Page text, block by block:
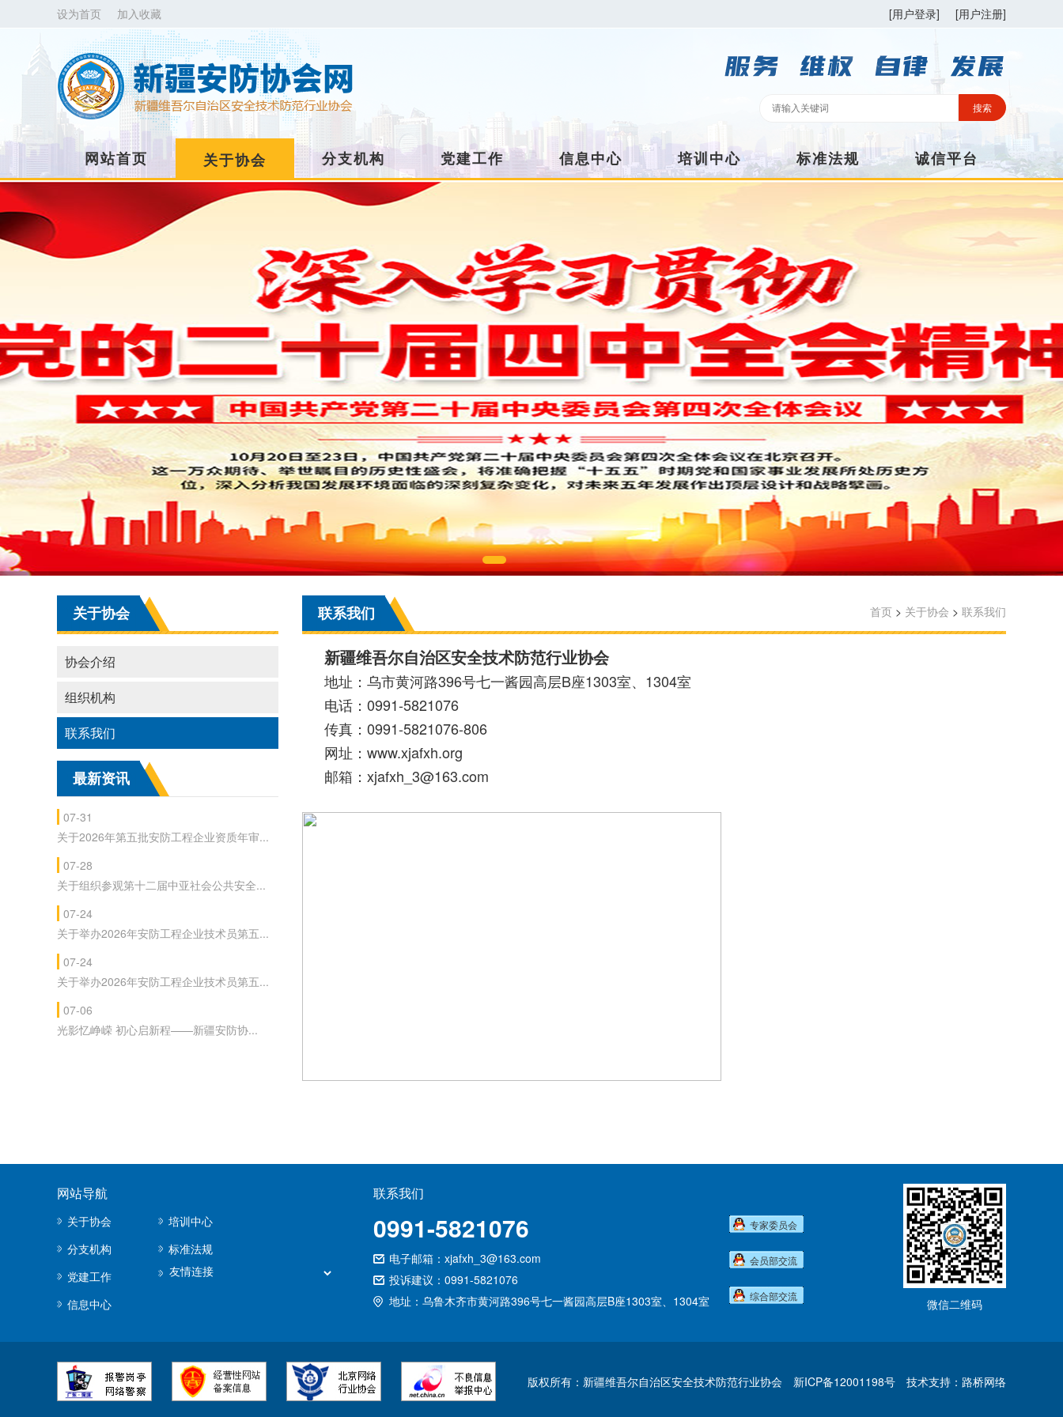
设为首页 加入收藏 [用户注册]
[用户登录]
网站首页 关于协会 分支机构 党建工作 信息中心 培训中心 标准法规 诚信平台
关于协会
协会介绍
组织机构
联系我们
最新资讯
07-31
关于2026年第五批安防工程企业资质年审...
07-28
关于组织参观第十二届中亚社会公共安全...
07-24
关于举办2026年安防工程企业技术员第五...
07-24
关于举办2026年安防工程企业技术员第五...
07-06
光影忆峥嵘 初心启新程——新疆安防协...
联系我们 首页 > 关于协会 > 联系我们
新疆维吾尔自治区安全技术防范行业协会
地址：乌市黄河路396号七一酱园高层B座1303室、1304室
电话：0991-5821076
传真：0991-5821076-806
网址：www.xjafxh.org
邮箱：xjafxh_3@163.com
网站导航
关于协会
分支机构
党建工作
信息中心
培训中心
标准法规
联系我们
0991-5821076
电子邮箱：xjafxh_3@163.com
投诉建议：0991-5821076
地址：乌鲁木齐市黄河路396号七一酱园高层B座1303室、1304室
专家委员会
会员部交流
综合部交流
微信二维码
版权所有：新疆维吾尔自治区安全技术防范行业协会 新ICP备12001198号 技术支持：路桥网络